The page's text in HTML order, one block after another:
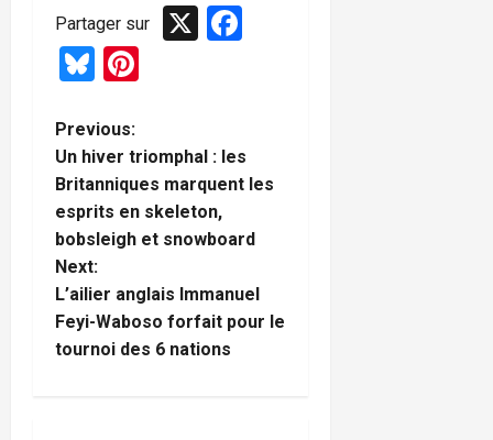
Partager sur X
Bluesky
P
o
s
t
n
a
Previous:
Un hiver triomphal : les
Britanniques marquent les
esprits en skeleton,
bobsleigh et snowboard
Next:
L’ailier anglais Immanuel
Feyi-Waboso forfait pour le
tournoi des 6 nations